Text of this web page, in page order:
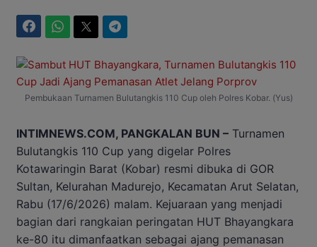
Pembukaan Turnamen Bulutangkis 110 Cup oleh Polres Kobar. (Yus)
INTIMNEWS.COM, PANGKALAN BUN – Turnamen
Bulutangkis 110 Cup yang digelar Polres
Kotawaringin Barat (Kobar) resmi dibuka di GOR
Sultan, Kelurahan Madurejo, Kecamatan Arut Selatan,
Rabu (17/6/2026) malam. Kejuaraan yang menjadi
bagian dari rangkaian peringatan HUT Bhayangkara
ke-80 itu dimanfaatkan sebagai ajang pemanasan